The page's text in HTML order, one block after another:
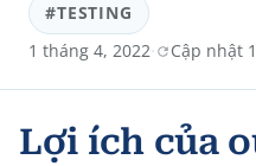
#TESTING
1 tháng 4, 2022· Cập nhật
Lợi ích của